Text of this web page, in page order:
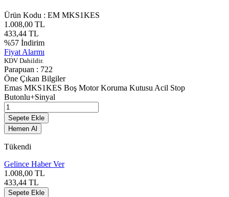
Ürün Kodu : EM MKS1KES
1.008,00 TL
433,44 TL
%57 İndirim
Fiyat Alarmı
KDV Dahildir.
Parapuan : 722
Öne Çıkan Bilgiler
Emas MKS1KES Boş Motor Koruma Kutusu Acil Stop
Butonlu+Sinyal
Sepete Ekle
Hemen Al
Tükendi
Gelince Haber Ver
1.008,00 TL
433,44 TL
Sepete Ekle